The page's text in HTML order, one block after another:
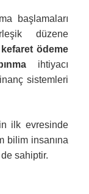
başlamaları
düzene
kefaret ödeme
ihtiyacı
sistemleri
ilk evresinde
bilim insanına
sahiptir.